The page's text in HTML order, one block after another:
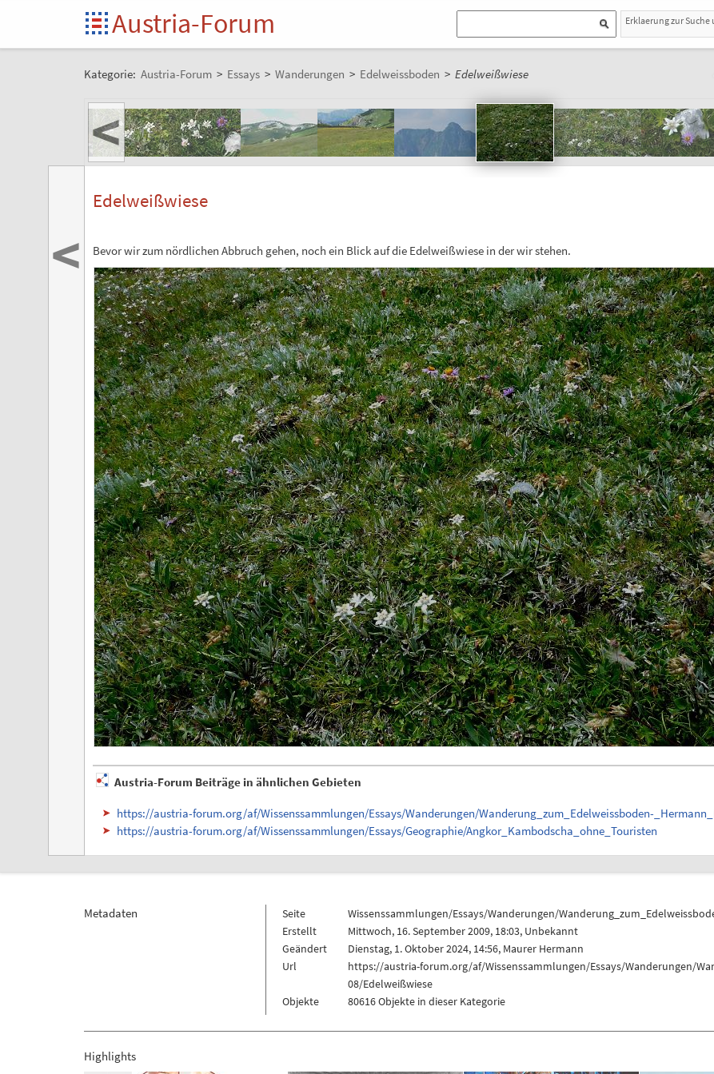
Austria-Forum Erklaerung zur
Kategorie: Austria-Forum > Essays > Wanderungen > Edelweissboden > Edelweißwiese
<
Edelweißwiese
Bevor wir zum nördlichen Abbruch gehen, noch ein Blick auf die Edelweißwiese in der wir stehen.
Austria-Forum Beiträge in ähnlichen Gebieten
https://austria-forum.org/af/Wissenssammlungen/Essays/Wanderungen/Wanderung_zum_Edelweissboden-
https://austria-forum.org/af/Wissenssammlungen/Essays/Geographie/Angkor_Kambodscha_ohne_Touristen
<
Metadaten Seite
Wissenssammlungen/Essays/Wanderungen/
Erstellt
Mittwoch, 16. September 2009, 18:03, Unbekannt
Geändert
Dienstag, 1. Oktober 2024, 14:56, Maurer Hermann
Url
https://austria-forum.org/af/Wissenssammlungen/Essays/Wanderungen/
08/Edelweißwiese
Objekte
80616 Objekte in dieser Kategorie
Highlights